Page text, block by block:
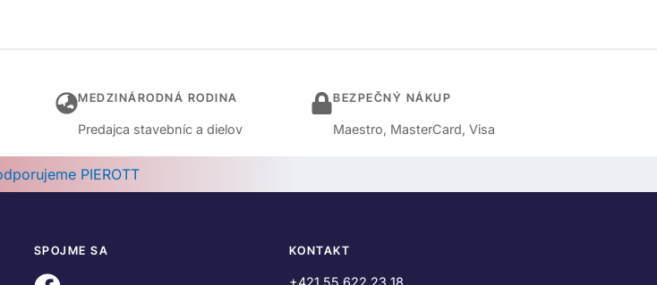
MEDZINÁRODNÁ RODINA
Predajca stavebníc a dielov
BEZPEČNÝ NÁKUP
Maestro, MasterCard, Visa
SPOJME SA KONTAKT
+421 55 622 23 18